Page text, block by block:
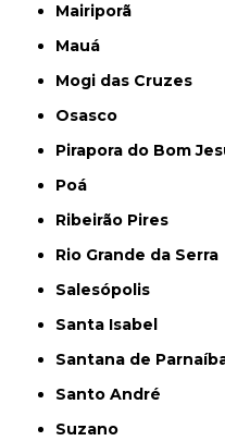
Mairiporã
Mauá
Mogi das Cruzes
Osasco
Pirapora do Bom
Poá
Ribeirão Pires
Rio Grande da Serra
Salesópolis
Santa Isabel
Santana de
Santo André
Suzano